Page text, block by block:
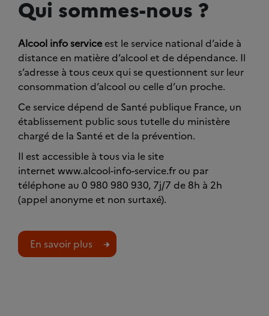
Qui sommes-nous ?
Alcool info service est le service national d’aide à
distance en matière d’alcool et de dépendance. Il
s’adresse à tous ceux qui se questionnent sur leur
consommation d’alcool ou celle d’un proche.
Ce service dépend de Santé publique France, un
établissement public sous tutelle du ministère
chargé de la Santé et de la prévention.
Il est accessible à tous via le site
internet www.alcool-info-service.fr ou par
téléphone au 0 980 980 930, 7j/7 de 8h à 2h
(appel anonyme et non surtaxé).
En savoir plus